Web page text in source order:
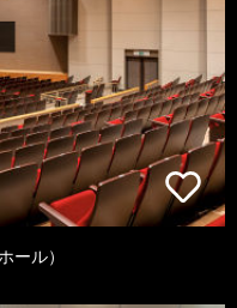
ール）